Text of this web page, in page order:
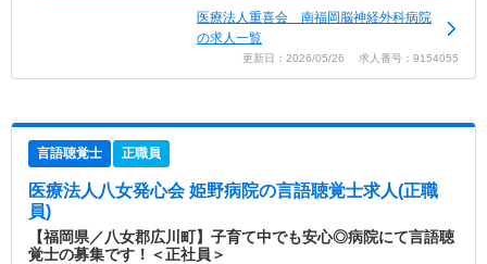
医療法人重喜会 南福岡脳神経外科病院
の求人一覧
更新日：2026/05/26 求人番号：9154055
言語聴覚士 正職員
医療法人八女発心会 姫野病院の言語聴覚士求人(正職
員)
【福岡県／八女郡広川町】子育て中でも安心◎病院にて言語聴
覚士の募集です！＜正社員＞